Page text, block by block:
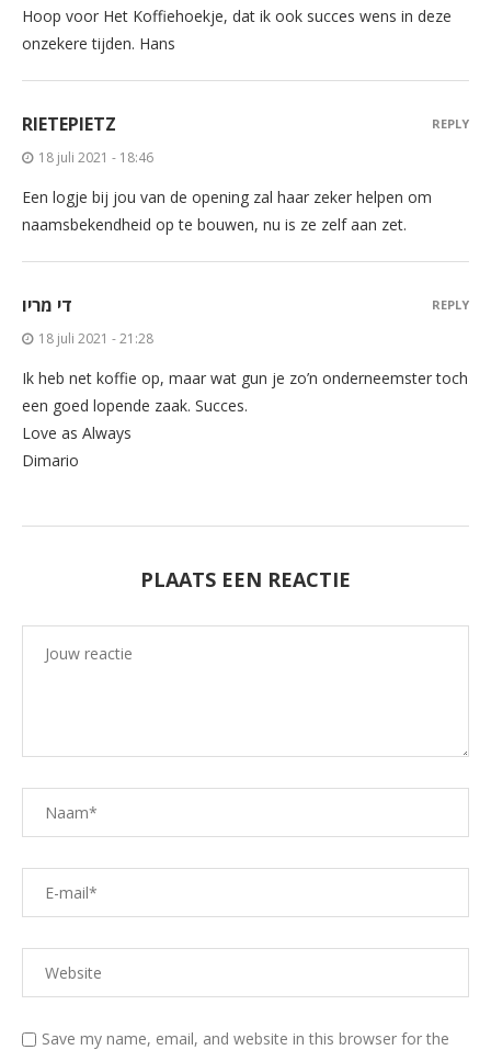
Hoop voor Het Koffiehoekje, dat ik ook succes wens in deze
onzekere tijden. Hans
RIETEPIETZ
18 juli 2021 - 18:46
Een logje bij jou van de opening zal haar zeker helpen om
naamsbekendheid op te bouwen, nu is ze zelf aan zet.
REPLY
די מריו
18 juli 2021 - 21:28
Ik heb net koffie op, maar wat gun je zo’n onderneemster toch
een goed lopende zaak. Succes.
Love as Always
Dimario
REPLY
PLAATS EEN REACTIE
Save my name, email, and website in this browser for the